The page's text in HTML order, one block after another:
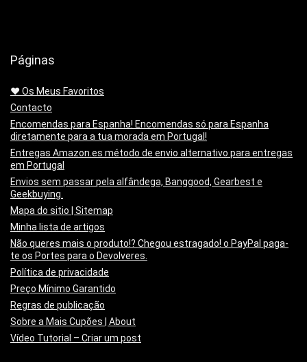
Páginas
❤️ Os Meus Favoritos
Contacto
Encomendas para Espanha! Encomendas só para Espanha
diretamente para a tua morada em Portugal!
Entregas Amazon.es método de envio alternativo para entregas
em Portugal
Envios sem passar pela alfândega, Banggood, Gearbest e
Geekbuying.
Mapa do sitio | Sitemap
Minha lista de artigos
Não queres mais o produto!? Chegou estragado! o PayPal paga-
te os Portes para o Devolveres.
Política de privacidade
Preço Mínimo Garantido
Regras de publicação
Sobre a Mais Cupões | About
Vídeo Tutorial – Criar um post